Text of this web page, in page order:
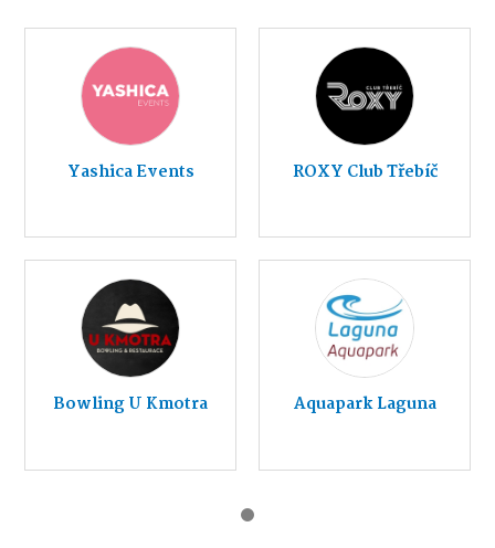
Yashica Events ROXY Club Třebíč
Bowling U Kmotra Aquapark Laguna